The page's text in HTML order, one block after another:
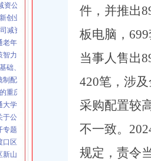
、13
话，
、12
可1
料）
策
名、
策出
了：
资公告杯中老年气排球邀请赛圆满落幕
创业大赛重庆赛区复赛、重庆公司减资政策决
减资代办全力筑牢3075座水库防汛安全堤
年助餐服务连心路
力运动会闭幕涪陵区代表队获佳绩
础、补短板、提能力、除隐患紧盯12个重点
配全产业链打击行动从生产源头到消费终端
重庆公司减资公示
学签署战略合作协议谢东会见赖远明一行并
公布2026年第22批建筑施工特种作业人员操
题会议调度推进信访稳定重点工作
区跳磴镇市重庆公司减资公告场监管所开展
山村市重庆公司减资代办场监管所开展养老
件，并推出
板电脑，
当事人售出
420笔，涉
采购配置较
不一致。
规定，责令